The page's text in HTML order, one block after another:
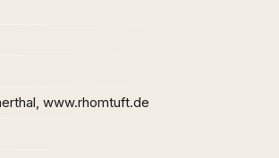
www.rhomtuft.de